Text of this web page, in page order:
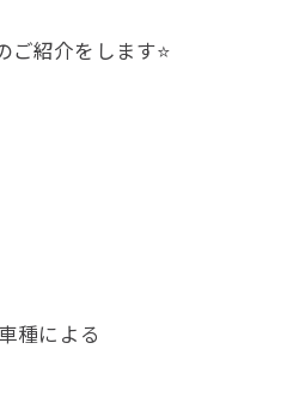
ご紹介をします⭐️
種による